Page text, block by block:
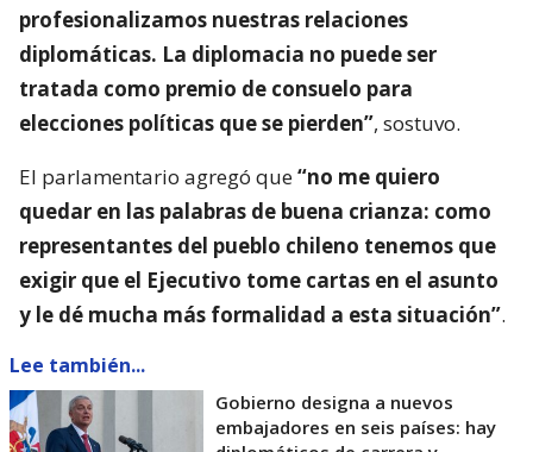
profesionalizamos nuestras relaciones
diplomáticas. La diplomacia no puede ser
tratada como premio de consuelo para
elecciones políticas que se pierden”, sostuvo.
El parlamentario agregó que“no me quiero
quedar en las palabras de buena crianza: como
representantes del pueblo chileno tenemos que
exigir que el Ejecutivo tome cartas en el asunto
y le dé mucha más formalidad a esta situación”.
Lee también...
Gobierno designa a nuevos
embajadores en seis países: hay